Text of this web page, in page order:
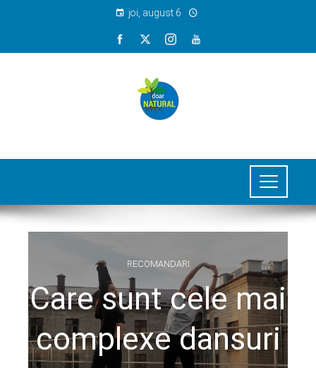
joi, august 6
RECOMANDARI
Care sunt cele mai
complexe dansuri